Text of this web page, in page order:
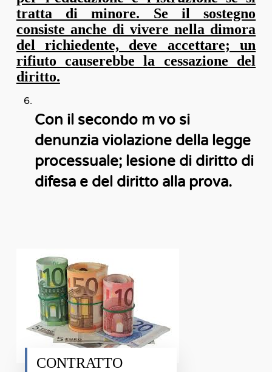
tratta di minore. Se il sostegno
consiste anche di vivere nella dimora
del richiedente, deve accettare; un
rifiuto causerebbe la cessazione del
diritto.
Con il secondo m vo si
denunzia violazione della legge
processuale; lesione di diritto di
difesa e del diritto alla prova.
CONTRATTO